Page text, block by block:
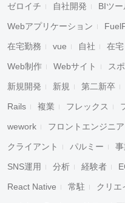
ゼロイチ 自社開発 BIツー
Webアプリケーション
在宅勤務 vue 自社 在宅
Web制作 Webサイト ス
新規開発 新規 第二新卒
Rails 複業 フレックス
wework フロントエンジニア
クライアント パルミー
SNS運用 分析 経験者
React Native 常駐 クリエ